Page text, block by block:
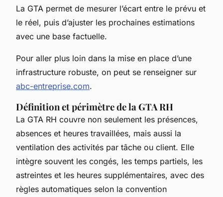
La GTA permet de mesurer l’écart entre le prévu et
le réel, puis d’ajuster les prochaines estimations
avec une base factuelle.
Pour aller plus loin dans la mise en place d’une
infrastructure robuste, on peut se renseigner sur
abc-entreprise.com.
Définition et périmètre de la GTA RH
La GTA RH couvre non seulement les présences,
absences et heures travaillées, mais aussi la
ventilation des activités par tâche ou client. Elle
intègre souvent les congés, les temps partiels, les
astreintes et les heures supplémentaires, avec des
règles automatiques selon la convention